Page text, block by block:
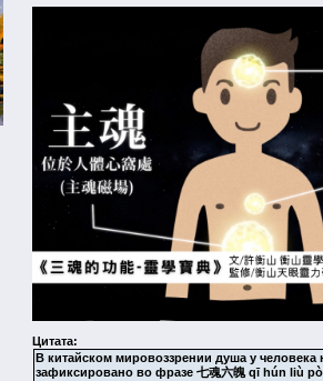
Цитата:
В китайском мировоззрении душа у человека
зафиксировано во фразе 七魂六魄 qī hún liù